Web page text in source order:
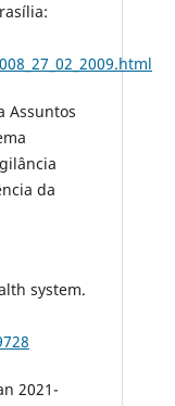
Assuntos
da
system.
2021-